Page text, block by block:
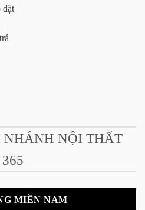
đặt
NHÁNH NỘI THẤT
365
MIỀN NAM